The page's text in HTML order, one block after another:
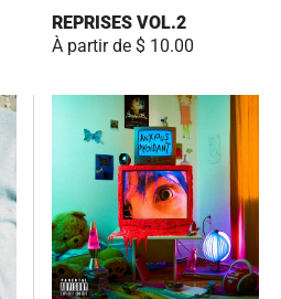
REPRISES VOL.2
Prix
habituel
À partir de $ 10.00
Anxious
Avoidant